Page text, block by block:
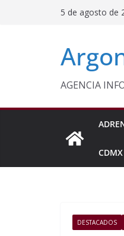
5 de agosto de
AGENCIA
CDMX
DESTACADOS